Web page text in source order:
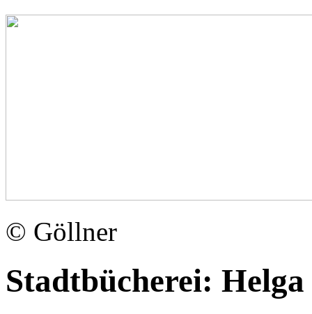
© Göllner
Stadtbücherei: